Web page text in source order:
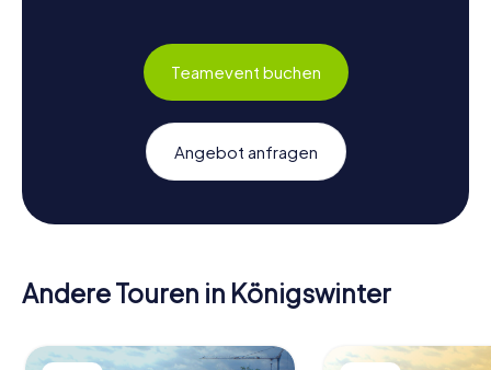
Teamevent buchen
Angebot anfragen
Andere Touren in Königswinter